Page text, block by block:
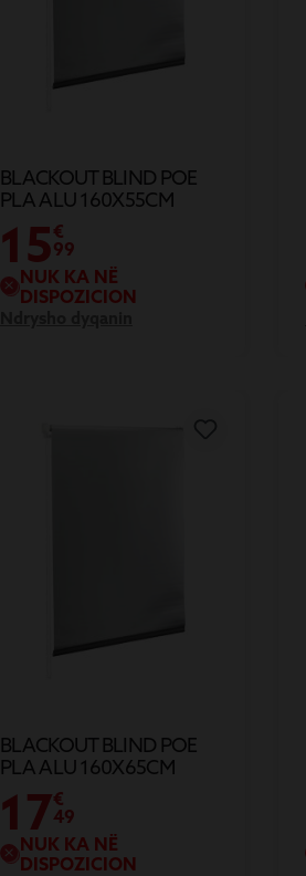
BLACKOUT BLIND POE
PLA ALU 160X55CM
15€
99
NUK KA NË
DISPOZICION
BLACKOUT BLIND POE
PLA ALU 160X65CM
17€
49
NUK KA NË
DISPOZICION